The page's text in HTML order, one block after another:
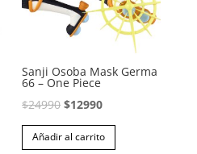
Sanji Osoba Mask Germa
66 – One Piece
$24990 El
precio
original
$12990El
precio
actual
Añadir al carrito